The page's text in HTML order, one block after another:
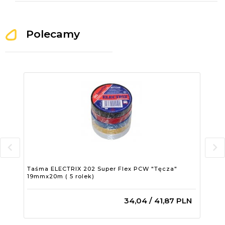
Polecamy
Taśma ELECTRIX 202 Super Flex PCW "Tęcza"
19mmx20m ( 5 rolek)
34,04 / 41,87 PLN